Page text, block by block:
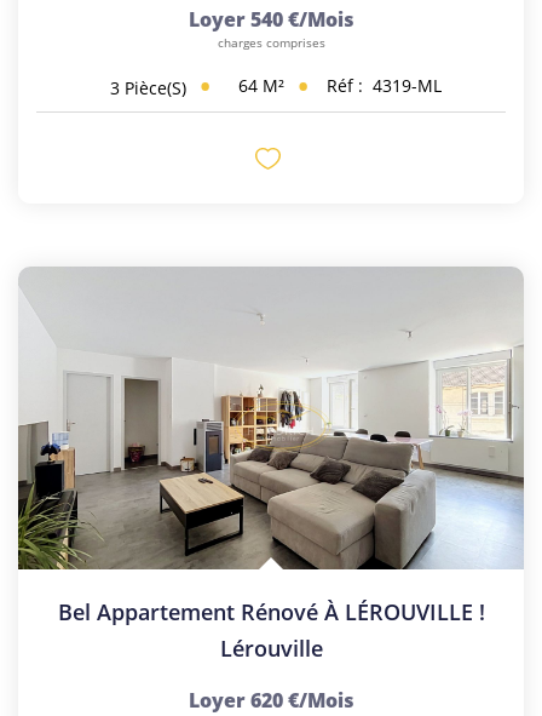
Loyer 540 €/mois
charges comprises
3 Pièce(s) 64 M² Réf : 4319-ML
Bel Appartement Rénové À LÉROUVILLE !
Lérouville
Loyer 620 €/mois